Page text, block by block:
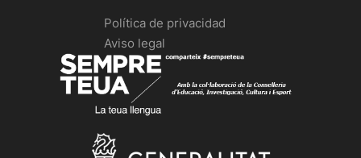
Política de privacidad
Aviso legal